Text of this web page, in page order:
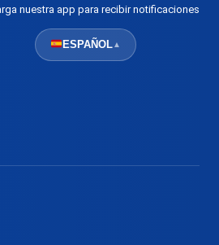
nuestra app para recibir notificaciones
ESPAÑOL▲